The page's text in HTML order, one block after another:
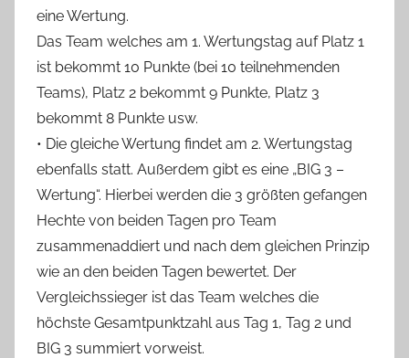
eine Wertung.
Das Team welches am 1. Wertungstag auf Platz 1
ist bekommt 10 Punkte (bei 10 teilnehmenden
Teams), Platz 2 bekommt 9 Punkte, Platz 3
bekommt 8 Punkte usw.
• Die gleiche Wertung findet am 2. Wertungstag
ebenfalls statt. Außerdem gibt es eine „BIG 3 –
Wertung“. Hierbei werden die 3 größten gefangen
Hechte von beiden Tagen pro Team
zusammenaddiert und nach dem gleichen Prinzip
wie an den beiden Tagen bewertet. Der
Vergleichssieger ist das Team welches die
höchste Gesamtpunktzahl aus Tag 1, Tag 2 und
BIG 3 summiert vorweist.